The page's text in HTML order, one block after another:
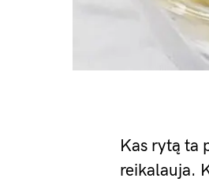
Kas rytą ta
reikalauja.